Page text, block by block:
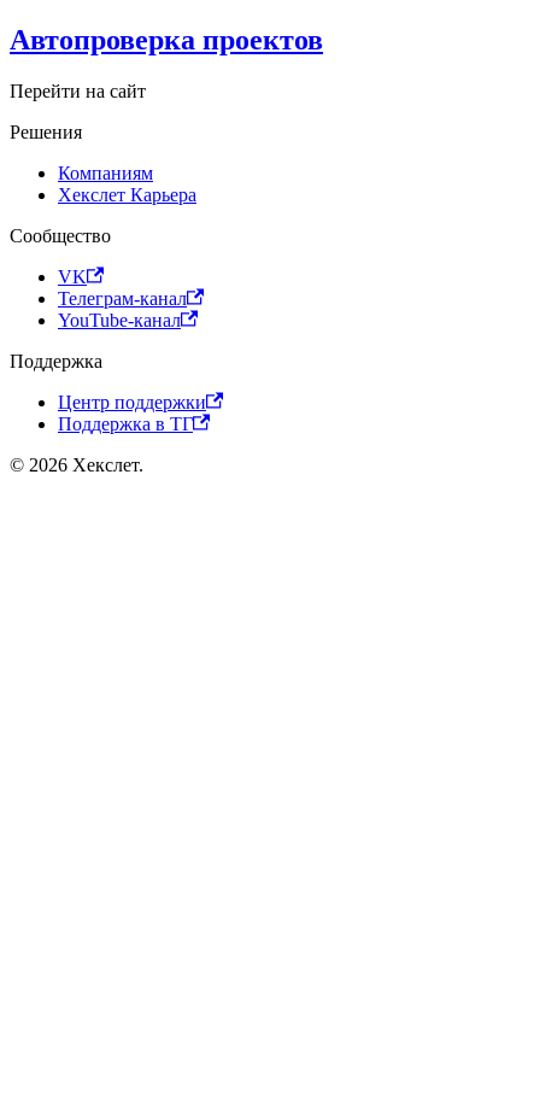
Автопроверка проектов
Перейти на сайт
Решения
Компаниям
Хекслет Карьера
Сообщество
VK
Телеграм-канал
YouTube-канал
Поддержка
Центр поддержки
Поддержка в ТГ
© 2026 Хекслет.